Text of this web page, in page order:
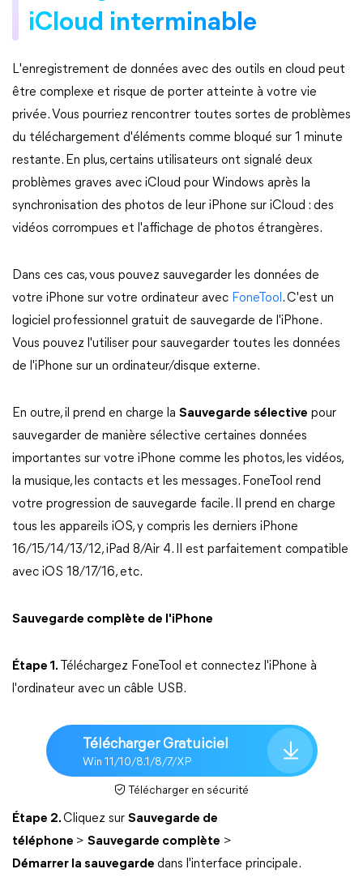
iCloud interminable
L'enregistrement de données avec des outils en cloud peut
être complexe et risque de porter atteinte à votre vie
privée. Vous pourriez rencontrer toutes sortes de problèmes
du téléchargement d'éléments comme bloqué sur 1 minute
restante. En plus, certains utilisateurs ont signalé deux
problèmes graves avec iCloud pour Windows après la
synchronisation des photos de leur iPhone sur iCloud : des
vidéos corrompues et l'affichage de photos étrangères.
Dans ces cas, vous pouvez sauvegarder les données de
votre iPhone sur votre ordinateur avec FoneTool . C'est un
logiciel professionnel gratuit de sauvegarde de l'iPhone.
Vous pouvez l'utiliser pour sauvegarder toutes les données
de l'iPhone sur un ordinateur/disque externe.
En outre, il prend en charge la Sauvegarde sélective pour
sauvegarder de manière sélective certaines données
importantes sur votre iPhone comme les photos, les vidéos,
la musique, les contacts et les messages. FoneTool rend
votre progression de sauvegarde facile. Il prend en charge
tous les appareils iOS, y compris les derniers iPhone
16/15/14/13/12, iPad 8/Air 4. Il est parfaitement compatible
avec iOS 18/17/16, etc.
Sauvegarde complète de l'iPhone
Étape 1.
Téléchargez FoneTool et connectez l'iPhone à
l'ordinateur avec un câble USB.
Télécharger Gratuiciel
Win 11/10/8.1/8/7/XP
Télécharger en sécurité
Étape 2.Cliquez sur Sauvegarde de
téléphone > Sauvegarde complète >
Démarrer la sauvegarde dans l'interface principale.